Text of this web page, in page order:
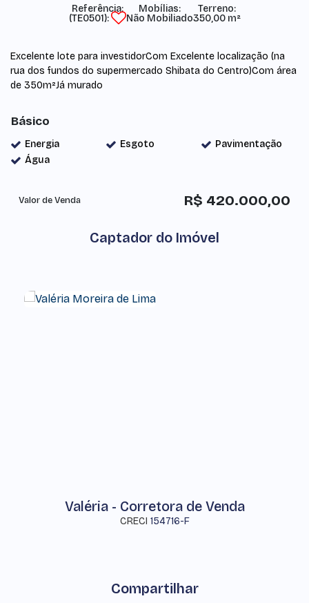
Referência:
(TE0501)
Mobílias:
Não Mobiliado
Terreno:
350,00 m²
Excelente lote para investidorCom Excelente localização (na
rua dos fundos do supermercado Shibata do Centro)Com área
de 350m²Já murado
Básico
Energia Esgoto
Pavimentação
Água
R$ 420.000,00
Valor de Venda
Captador do Imóvel
Valéria - Corretora de Venda
CRECI 154716-F
Compartilhar